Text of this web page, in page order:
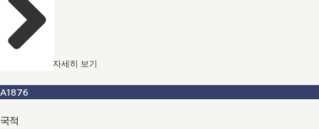
자세히 보기
A1876
국적